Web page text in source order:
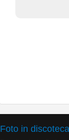
Foto in discoteca